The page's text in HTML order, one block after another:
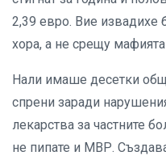
2,39 евро. Вие извадихе
хора, а не срещу
Нали имаше десетки
спрени заради
лекарства за частните
не пипате и МВР.